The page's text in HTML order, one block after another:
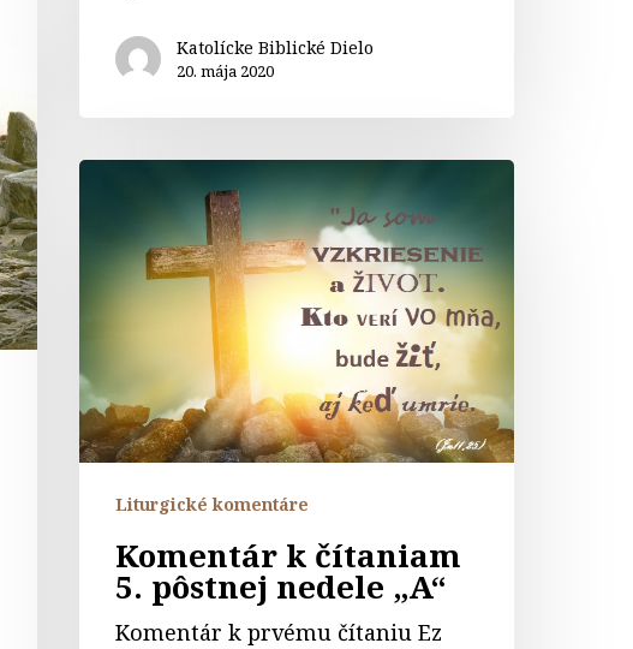
Katolícke Biblické Dielo
20. mája 2020
Komentár
čítaniam
pôstnej
Liturgické komentáre
Komentár k čítaniam
5. pôstnej nedele „A“
Komentár k prvému čítaniu Ez